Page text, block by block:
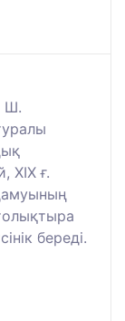
Ш.
ХІХ ғ.
береді.